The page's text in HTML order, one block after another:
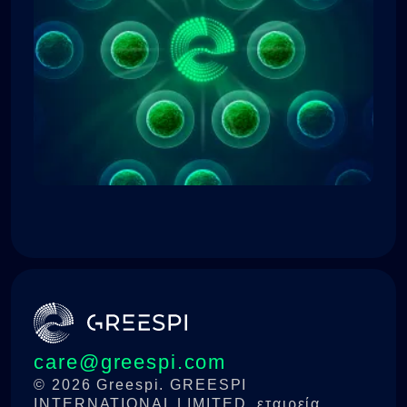
ινσουλίνη και περιορίζει την όρεξη για
φαγητό, κάτι το οποίο βοηθά τον
έλεγχο του βάρους.
care@greespi.com
© 2026 Greespi. GREESPI
INTERNATIONAL LIMITED, εταιρεία